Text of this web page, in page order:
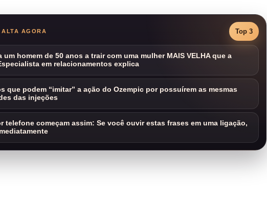
AGORA Top 3
um homem de 50 anos a trair com uma mulher MAIS VELHA que a
em relacionamentos explica
que podem “imitar” a ação do Ozempic por possuírem as mesmas
das injeções
telefone começam assim: Se você ouvir estas frases em uma ligação,